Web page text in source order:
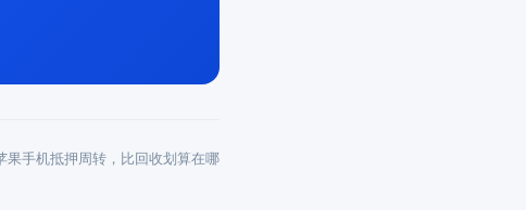
果手机抵押周转，比回收划算在哪